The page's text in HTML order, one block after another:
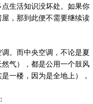
生活知识没坏处。如果你
，那到此便不需要继续读
。而中央空调，不论是夏
气），都是公用一个鼓风
一楼，因为是全地上），